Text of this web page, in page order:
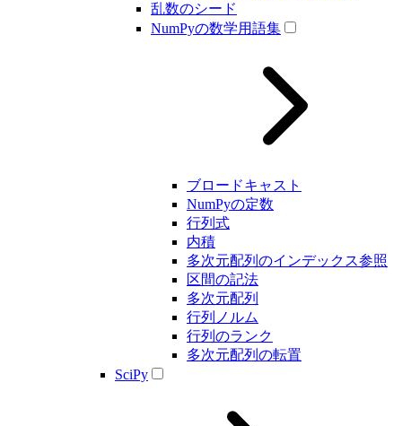
乱数のシード
NumPyの数学用語集
ブロードキャスト
NumPyの定数
行列式
内積
多次元配列のインデックス参照
区間の記法
多次元配列
行列ノルム
行列のランク
多次元配列の転置
SciPy